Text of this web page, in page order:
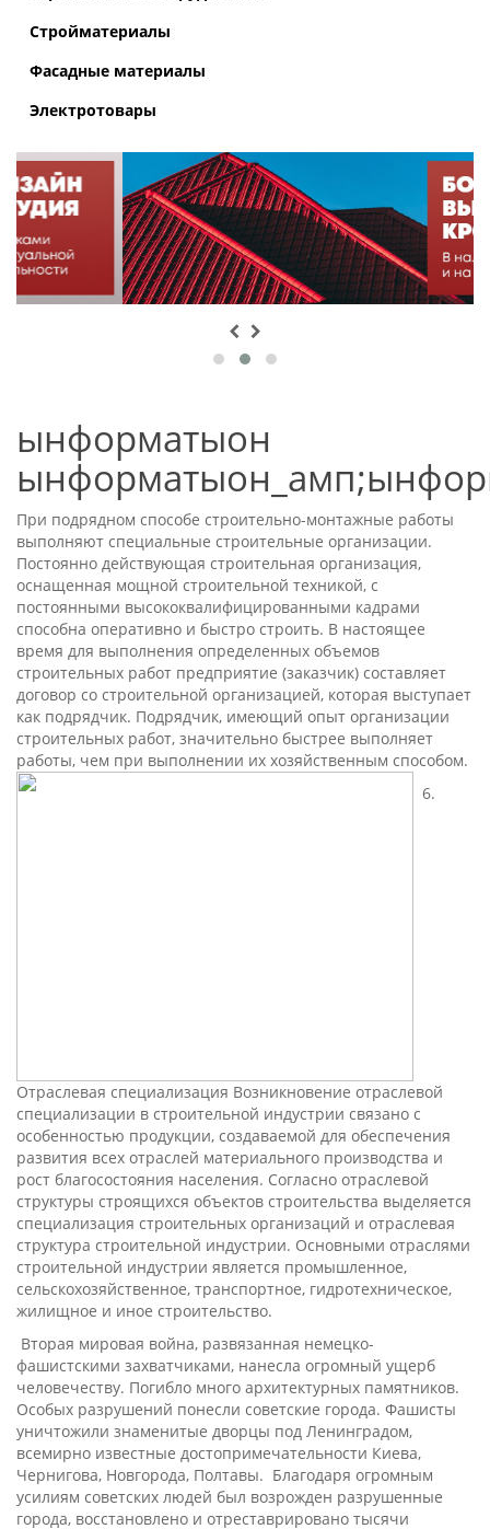
Стройматериалы
Фасадные материалы
Электротовары
ынформатыон
При подрядном способе строительно-монтажные работы
выполняют специальные строительные организации.
Постоянно действующая строительная организация,
оснащенная мощной строительной техникой, с
постоянными высококвалифицированными кадрами
способна оперативно и быстро строить. В настоящее
время для выполнения определенных объемов
строительных работ предприятие (заказчик) составляет
договор со строительной организацией, которая выступает
как подрядчик. Подрядчик, имеющий опыт организации
строительных работ, значительно быстрее выполняет
работы, чем при выполнении их хозяйственным способом.
6.
Отраслевая специализация Возникновение отраслевой
специализации в строительной индустрии связано с
особенностью продукции, создаваемой для обеспечения
развития всех отраслей материального производства и
рост благосостояния населения. Согласно отраслевой
структуры строящихся объектов строительства выделяется
специализация строительных организаций и отраслевая
структура строительной индустрии. Основными отраслями
строительной индустрии является промышленное,
сельскохозяйственное, транспортное, гидротехническое,
жилищное и иное строительство.
Вторая мировая война, развязанная немецко-
фашистскими захватчиками, нанесла огромный ущерб
человечеству. Погибло много архитектурных памятников.
Особых разрушений понесли советские города. Фашисты
уничтожили знаменитые дворцы под Ленинградом,
всемирно известные достопримечательности Киева,
Чернигова, Новгорода, Полтавы. Благодаря огромным
усилиям советских людей был возрожден разрушенные
города, восстановлено и отреставрировано тысячи